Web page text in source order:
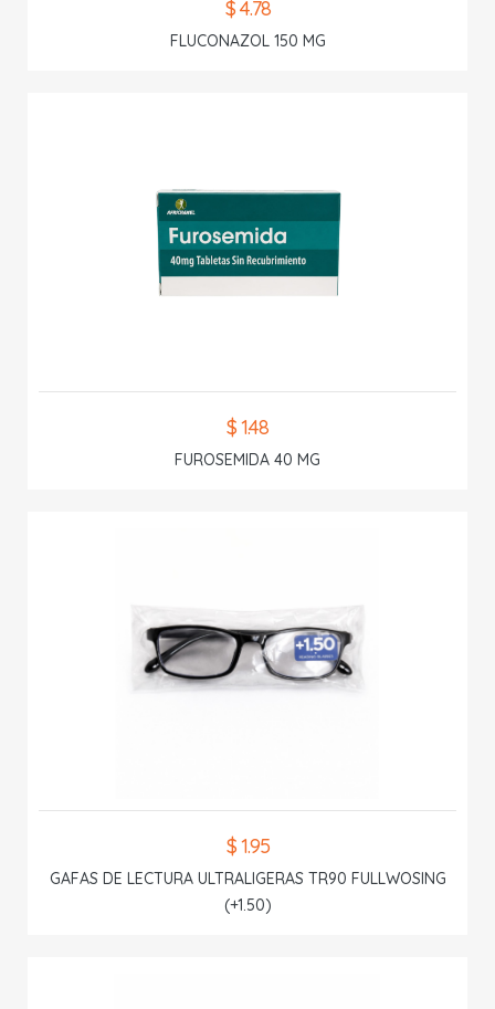
$ 4.78
FLUCONAZOL 150 MG
$ 1.48
FUROSEMIDA 40 MG
$ 1.95
GAFAS DE LECTURA ULTRALIGERAS TR90 FULLWOSING
(+1.50)